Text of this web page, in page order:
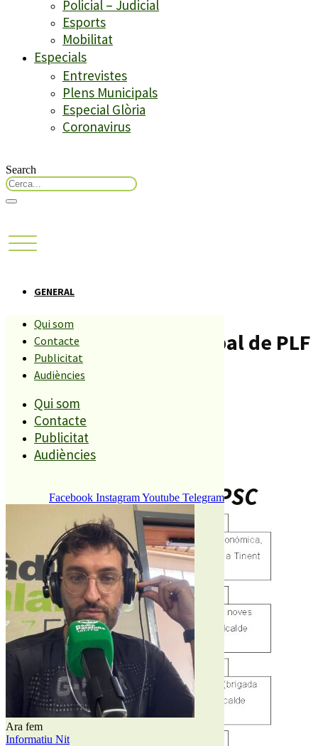
Policial – Judicial
Esports
Mobilitat
Especials
Entrevistes
Plens Municipals
Especial Glòria
Coronavirus
Search
Qui som
Contacte
Publicitat
Audiències
Qui som
Contacte
Publicitat
Audiències
Facebook InstagramYoutube Telegram
Ara fem
Informatiu Nit
GENERAL
El nou cartipàs municipal de PLF
Compartiu aquesta història
REDACCIÓ
22 JUNY, 2007
REGIDORS DEL PSC